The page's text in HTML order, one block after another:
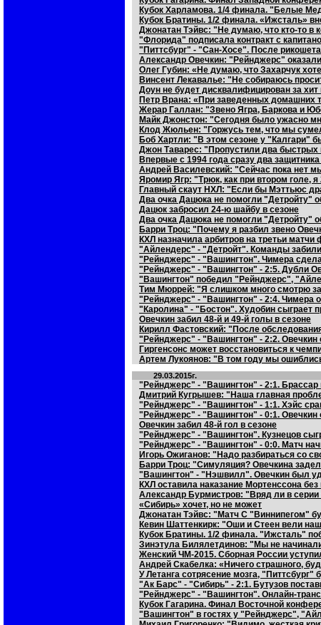
Кубок Харламова. 1/4 финала. "Белые
Кубок Братины. 1/2 финала. «Ижсталь»
Джонатан Тэйвс: "Не думаю, что кто-то в
"Флорида" подписала контракт с
"Питтсбург" - "Сан-Хосе". После
Александр Овечкин: "Рейнджерс"
Олег Губин: «Не думаю, что Захарчук
Винсент Лекавалье: "Не собираюсь
Доун не будет дисквалифицирован за хит
Петр Врана: «При заведенных домашних
Жерар Галлан: "Звено Ягра, Баркова и
Майк Джонстон: "Сегодня было ужасно
Клод Жюльен: "Горжусь тем, что мы
Боб Хартли: "В этом сезоне у "Калгари"
Джон Таварес: "Пропустили два быстрых
Впервые с 1994 года сразу два
Андрей Василевский: "Сейчас пока нет
Яромир Ягр: "Трюк, как при втором голе,
Главный скаут НХЛ: "Если бы Мэттьюс
Два очка Дацюка не помогли "Детройту"
Дацюк забросил 24-ю шайбу в сезоне
Два очка Дацюка не помогли "Детройту"
Барри Троц: "Почему я разбил звено
КХЛ назначила арбитров на третьи
"Айлендерс" - "Детройт". Команды забили
"Рейнджерс" - "Вашингтон". Чимера
"Рейнджерс" - "Вашингтон" - 2:5. Дубли
"Вашингтон" победил "Рейнджерс",
Тим Мюррей: "Я слишком много смотрю
"Рейнджерс" - "Вашингтон" - 2:4. Чимера
"Каролина" - "Бостон". Худобин сыграет
Овечкин забил 48-й и 49-й голы в сезоне
Кирилл Фастовский: "После
"Рейнджерс" - "Вашингтон" - 2:2. Овечкин
Гиргенсонс может восстановиться к
Артем Лукоянов: "В том году мы
29.03.2015г.
"Рейнджерс" - "Вашингтон" - 2:1. Брассар
Дмитрий Кугрышев: "Наша главная
"Рейнджерс" - "Вашингтон" - 1:1. Хэйс
"Рейнджерс" - "Вашингтон" - 0:1. Овечкин
Овечкин забил 48-й гол в сезоне
"Рейнджерс" - "Вашингтон". Кузнецов
"Рейнджерс" - "Вашингтон" - 0:0. Матч
Игорь Ожиганов: "Надо разбираться со
Барри Троц: "Симуляция? Овечкина
"Вашингтон" - "Нэшвилл". Овечкин был
КХЛ оставила наказание Мортенссона
Александр Бурмистров: "Вряд ли в
«Сибирь» хочет, но не может
Джонатан Тэйвс: "Матч С "Виннипегом"
Кевин Шаттенкирк: "Оши и Стеен вели
Кубок Братины. 1/2 финала. "Ижсталь"
Зинэтула Билялетдинов: "Мы не
Женский ЧМ-2015. Сборная России
Андрей Скабелка: «Ничего страшного,
У Летанга сотрясение мозга, "Питтсбург"
"Ак Барс" - "Сибирь" - 2:1. Бутузов
"Рейнджерс" - "Вашингтон". Онлайн-
Кубок Гагарина. Финал Восточной
"Вашингтон" в гостях у "Рейнджерс",